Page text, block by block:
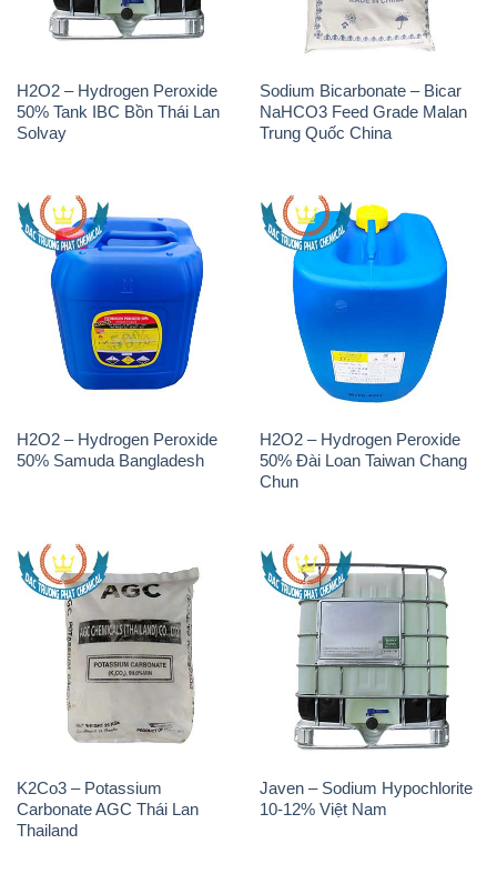
H2O2 – Hydrogen Peroxide
50% Tank IBC Bồn Thái Lan
Solvay
Sodium Bicarbonate – Bicar
NaHCO3 Feed Grade Malan
Trung Quốc China
H2O2 – Hydrogen Peroxide
50% Samuda Bangladesh
H2O2 – Hydrogen Peroxide
50% Đài Loan Taiwan Chang
Chun
K2Co3 – Potassium
Carbonate AGC Thái Lan
Thailand
Javen – Sodium Hypochlorite
10-12% Việt Nam